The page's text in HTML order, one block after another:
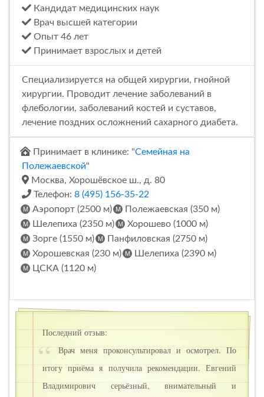
Кандидат медицинских наук
Врач высшей категории
Опыт 46 лет
Принимает взрослых и детей
Специализируется на общей хирургии, гнойной
хирургии. Проводит лечение заболеваний в
флебологии, заболеваний костей и суставов,
лечение поздних осложнений сахарного диабета.
Принимает в клинике: "Семейная на
Полежаевской"
Москва, Хорошёвское ш., д. 80
Телефон: 8 (495) 156-35-22
Аэропорт (2500 м)
Полежаевская (350 м)
Шелепиха (2350 м)
Хорошево (1000 м)
Зорге (1550 м)
Панфиловская (2750 м)
Хорошевская (230 м)
Шелепиха (2390 м)
ЦСКА (1120 м)
Последний отзыв:
Врач меня проконсультировал и осмотрел. По
итогу приёма я получила рекомендации. Евгений
Владимирович серьёзный, внимательный и